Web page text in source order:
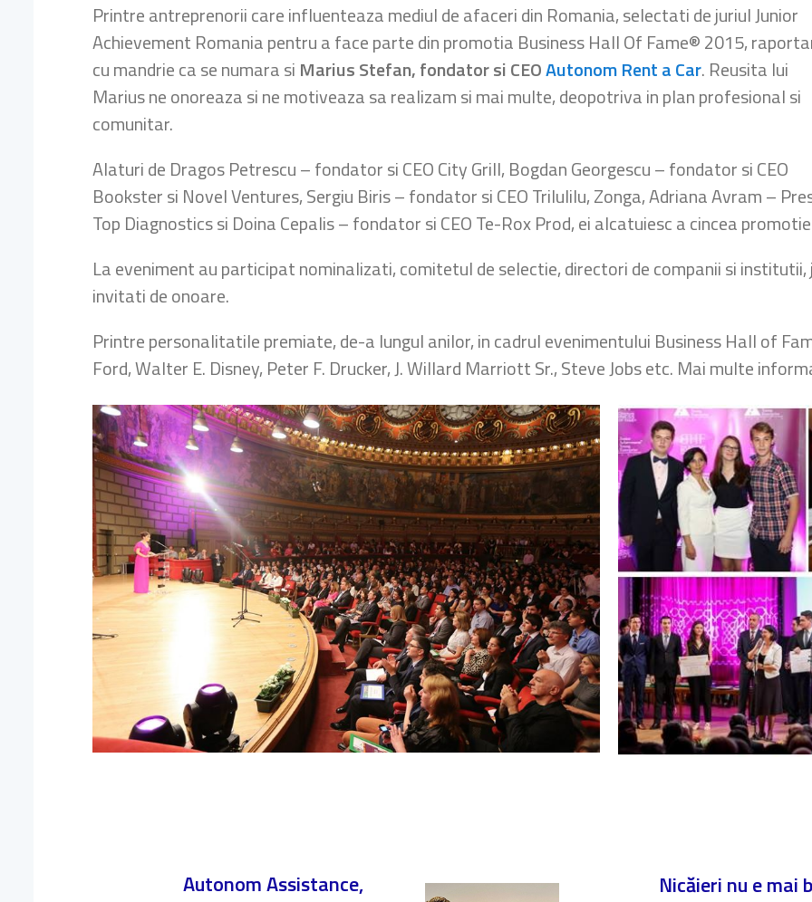
Printre antreprenorii care influenteaza mediul de afaceri din Romania, selectati de juriul Junior
Achievement Romania pentru a face parte din promotia Business Hall Of Fame® 2015,
cu mandrie ca se numara si Marius Stefan, fondator si CEOAutonom Rent a Car. Reusita lui
Marius ne onoreaza si ne motiveaza sa realizam si mai multe, deopotriva in plan profesional si
comunitar.
Alaturi de Dragos Petrescu – fondator si CEO City Grill, Bogdan Georgescu – fondator si CEO
Bookster si Novel Ventures, Sergiu Biris – fondator si CEO Trilulilu, Zonga, Adriana Avram –
Top Diagnostics si Doina Cepalis – fondator si CEO Te-Rox Prod, ei alcatuiesc a cincea
La eveniment au participat nominalizati, comitetul de selectie, directori de companii si
invitati de onoare.
Printre personalitatile premiate, de-a lungul anilor, in cadrul evenimentului Business Hall of
Ford, Walter E. Disney, Peter F. Drucker, J. Willard Marriott Sr., Steve Jobs etc. Mai multe
Autonom Assistance,
Nicăieri nu e mai